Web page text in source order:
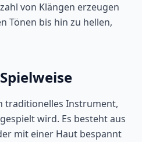
von Klängen erzeugen
Tönen bis hin zu hellen,
traditionelles Instrument,
wird. Es besteht aus
mit einer Haut bespannt